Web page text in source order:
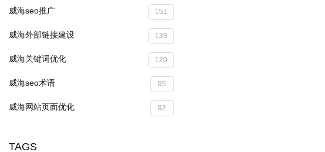
威海seo推广 151
威海外部链接建设 139
威海关键词优化 120
威海seo术语 95
威海网站页面优化 92
TAGS